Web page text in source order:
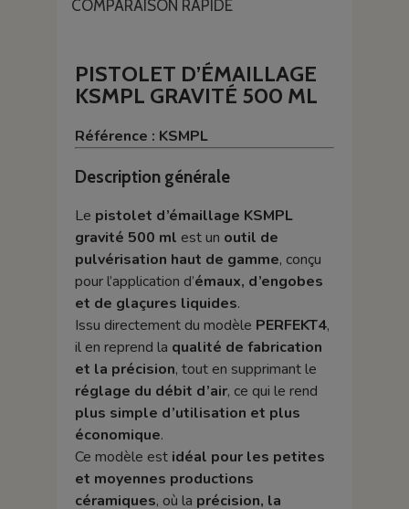
COMPARAISON RAPIDE
PISTOLET D’ÉMAILLAGE
KSMPL GRAVITÉ 500 ML
Référence : KSMPL
Description générale
Le pistolet d’émaillage KSMPL
gravité 500 ml est un outil de
pulvérisation haut de gamme, conçu
pour l’application d’émaux, d’engobes
et de glaçures liquides.
Issu directement du modèle PERFEKT4,
il en reprend la qualité de fabrication
et la précision, tout en supprimant le
réglage du débit d’air, ce qui le rend
plus simple d’utilisation et plus
économique.
Ce modèle est idéal pour les petites
et moyennes productions
céramiques, où la précision, la